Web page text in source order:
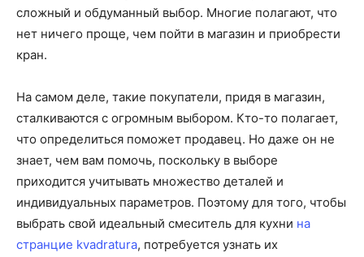
сложный и обдуманный выбор. Многие полагают, что
нет ничего проще, чем пойти в магазин и приобрести
кран.
На самом деле, такие покупатели, придя в магазин,
сталкиваются с огромным выбором. Кто-то полагает,
что определиться поможет продавец. Но даже он не
знает, чем вам помочь, поскольку в выборе
приходится учитывать множество деталей и
индивидуальных параметров. Поэтому для того, чтобы
выбрать свой идеальный смеситель для кухни на
странцие kvadratura, потребуется узнать их